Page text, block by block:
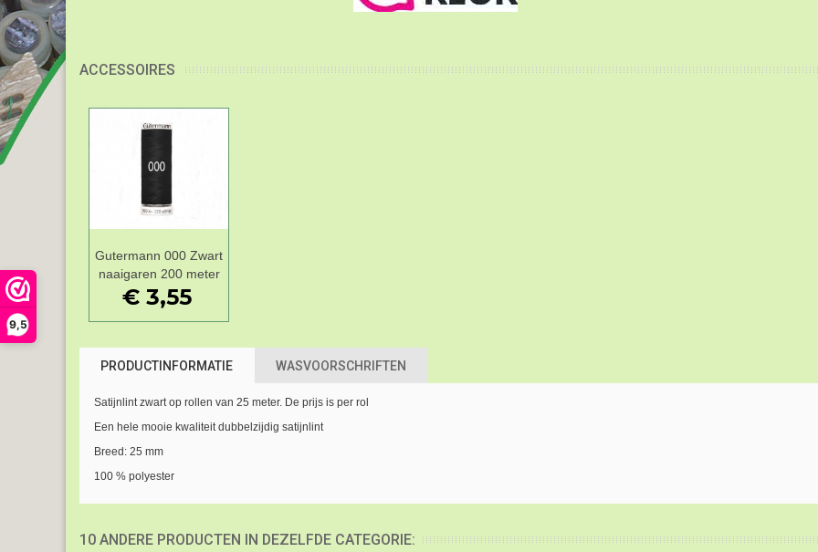
9,5
ACCESSOIRES
Add to Wishlist
Gutermann 000 Zwart
naaigaren 200 meter
€ 3,55
PRODUCTINFORMATIE WASVOORSCHRIFTEN
Satijnlint zwart op rollen van 25 meter. De prijs is per rol
Een hele mooie kwaliteit dubbelzijdig satijnlint
Breed: 25 mm
100 % polyester
10 ANDERE PRODUCTEN IN DEZELFDE CATEGORIE: